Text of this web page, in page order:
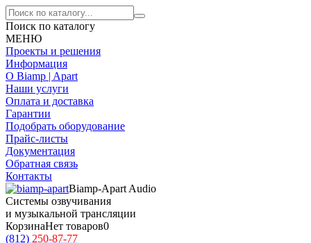
Поиск по каталогу
МЕНЮ
Проекты и решения
Информация
О Biamp | Apart
Наши услуги
Оплата и доставка
Гарантии
Подобрать оборудование
Прайс-листы
Документация
Обратная связь
Контакты
Biamp-Apart Audio
Системы озвучивания
и музыкальной трансляции
КорзинаНет товаров0
(812) 250-87-77